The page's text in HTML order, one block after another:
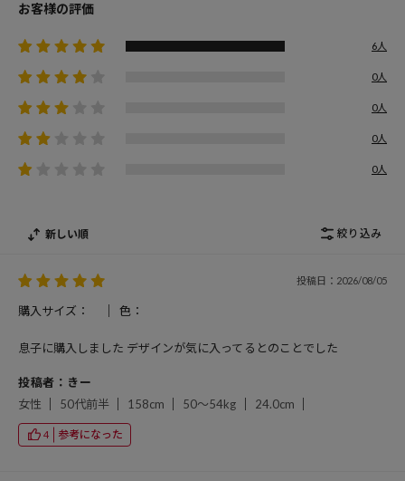
お客様の評価
6人
0人
0人
0人
0人
新しい順 絞り込み
投稿日：2026/08/05
購入サイズ： 色：
息子に購入しました デザインが気に入ってるとのことでした
投稿者：きー
女性
50代前半 158cm 50～54kg 24.0cm
4 参考になった